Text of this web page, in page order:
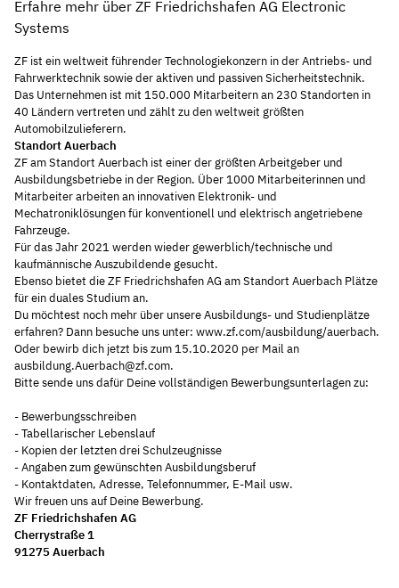
Erfahre mehr über ZF Friedrichshafen AG Electronic
Systems
ZF ist ein weltweit führender Technologiekonzern in der Antriebs- und
Fahrwerktechnik sowie der aktiven und passiven Sicherheitstechnik.
Das Unternehmen ist mit 150.000 Mitarbeitern an 230 Standorten in
40 Ländern vertreten und zählt zu den weltweit größten
Automobilzulieferern.
Standort Auerbach
ZF am Standort Auerbach ist einer der größten Arbeitgeber und
Ausbildungsbetriebe in der Region. Über 1000 Mitarbeiterinnen und
Mitarbeiter arbeiten an innovativen Elektronik- und
Mechatroniklösungen für konventionell und elektrisch angetriebene
Fahrzeuge.
Für das Jahr 2021 werden wieder gewerblich/technische und
kaufmännische Auszubildende gesucht.
Ebenso bietet die ZF Friedrichshafen AG am Standort Auerbach Plätze
für ein duales Studium an.
Du möchtest noch mehr über unsere Ausbildungs- und Studienplätze
erfahren? Dann besuche uns unter: www.zf.com/ausbildung/auerbach.
Oder bewirb dich jetzt bis zum 15.10.2020 per Mail an
ausbildung.Auerbach@zf.com.
Bitte sende uns dafür Deine vollständigen Bewerbungsunterlagen zu:
- Bewerbungsschreiben
- Tabellarischer Lebenslauf
- Kopien der letzten drei Schulzeugnisse
- Angaben zum gewünschten Ausbildungsberuf
- Kontaktdaten, Adresse, Telefonnummer, E-Mail usw.
Wir freuen uns auf Deine Bewerbung.
ZF Friedrichshafen AG
Cherrystraße 1
91275 Auerbach